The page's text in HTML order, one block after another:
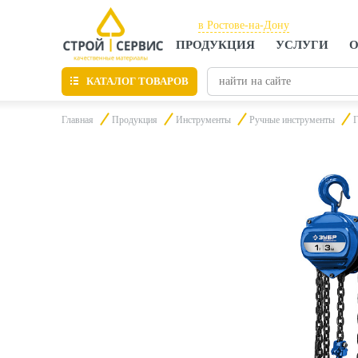
ПРОДУКЦИЯ УСЛУГИ
в Ростове-на-Дону
в Ростове-на-Дону
в Таганроге
КАТАЛОГ ТОВАРОВ
Главная Продукция Инструменты Ручные инструменты